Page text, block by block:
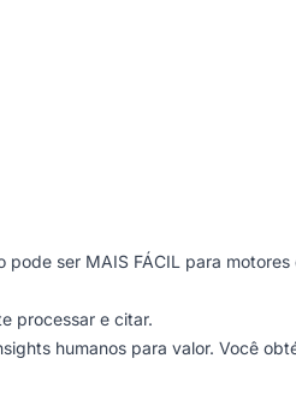
ser MAIS FÁCIL para
processar e citar.
humanos para valor. Você